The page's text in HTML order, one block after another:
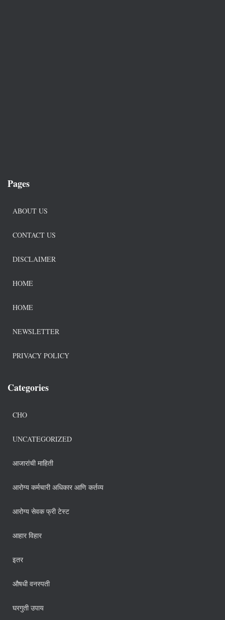
Pages
ABOUT US
CONTACT US
DISCLAIMER
HOME
HOME
NEWSLETTER
PRIVACY POLICY
Categories
CHO
UNCATEGORIZED
आजारांची माहिती
आरोग्य कर्मचारी अधिकार आणि कर्तव्य
आरोग्य सेवक फ्री टेस्ट
आहार विहार
इतर
औषधी वनस्पती
घरगुती उपाय